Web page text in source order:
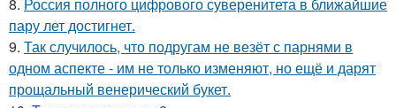
пару лет достигнет.
9. Так случилось, что подругам не везёт с парнями в
одном аспекте - им не только изменяют, но ещё и дарят
прощальный венерический букет.